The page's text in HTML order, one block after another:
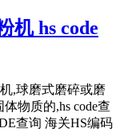
机 hs code
,球磨式磨碎或磨
物质的,hs code查
查询 海关HS编码